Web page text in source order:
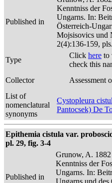
Published in
Kenntniss der
Ungarns. In:
Österreich-
Mojsisovics und
2(4):136-159,
Type
Click here to
check this
Collector
Assessment
List of
nomenclatural
synonyms
Cystopleura
Pantocsek) De
Epithemia cistula var.
pl. 29, fig. 3-4
Published in
Grunow, A.
Kenntniss der
Ungarns. In:
Ungarns und